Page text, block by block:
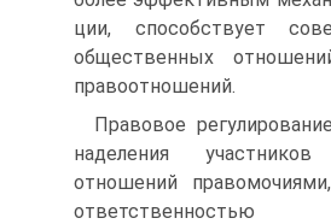
ции, способствует
общественных
правоотношений.
Правовое
наделения
отношений
ответственностью